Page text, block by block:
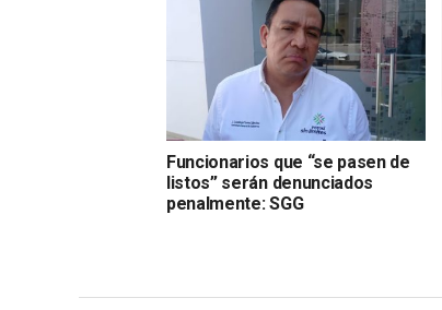
Funcionarios que “se pasen de
listos” serán denunciados
penalmente: SGG